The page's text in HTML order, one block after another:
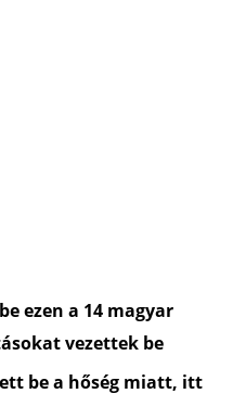
ezen a 14 magyar
vezettek be
be a hőség miatt, itt